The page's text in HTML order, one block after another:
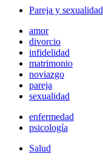
Pareja y sexualidad
amor
divorcio
infidelidad
matrimonio
noviazgo
pareja
sexualidad
enfermedad
psicología
Salud